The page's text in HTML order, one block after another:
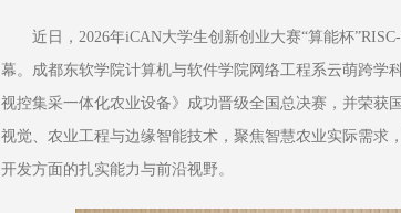
近日，2026年iCAN大学生创新创业大赛“算能杯
幕。成都东软学院计算机与软件学院网络工程系云萌跨学
视控集采一体化农业设备》成功晋级全国总决赛，并荣获
视觉、农业工程与边缘智能技术，聚焦智慧农业实际需求
开发方面的扎实能力与前沿视野。